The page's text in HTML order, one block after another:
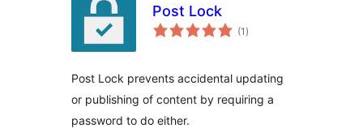
Post Lock
(1 valoracións
totais
)
Post Lock prevents accidental updating
or publishing of content by requiring a
password to do either.